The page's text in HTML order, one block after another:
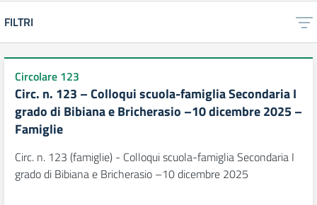
FILTRI
Circolare 123
Circ. n. 123 – Colloqui scuola-famiglia Secondaria I
grado di Bibiana e Bricherasio –10 dicembre 2025 –
Famiglie
Circ. n. 123 (famiglie) - Colloqui scuola-famiglia Secondaria I
grado di Bibiana e Bricherasio –10 dicembre 2025